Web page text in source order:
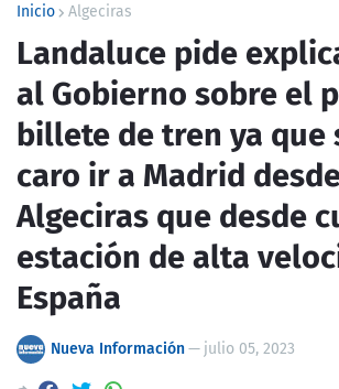
Inicio Algeciras
Landaluce pide
al Gobierno sobre el
billete de tren ya que
caro ir a Madrid
Algeciras que desde
estación de alta
España
Nueva Información— julio 05, 2023